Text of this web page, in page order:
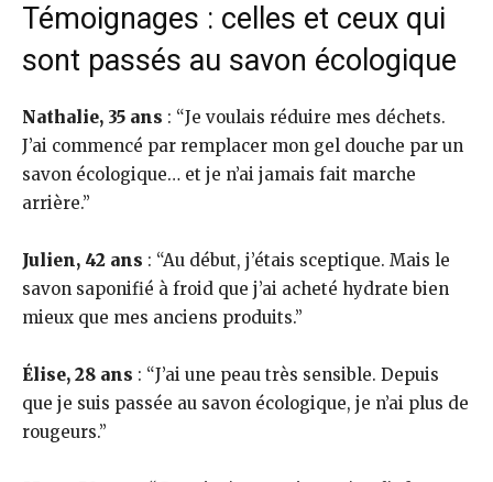
Témoignages : celles et ceux qui
sont passés au savon écologique
Nathalie, 35 ans : “Je voulais réduire mes déchets.
J’ai commencé par remplacer mon gel douche par un
savon écologique… et je n’ai jamais fait marche
arrière.”
Julien, 42 ans : “Au début, j’étais sceptique. Mais le
savon saponifié à froid que j’ai acheté hydrate bien
mieux que mes anciens produits.”
Élise, 28 ans : “J’ai une peau très sensible. Depuis
que je suis passée au savon écologique, je n’ai plus de
rougeurs.”